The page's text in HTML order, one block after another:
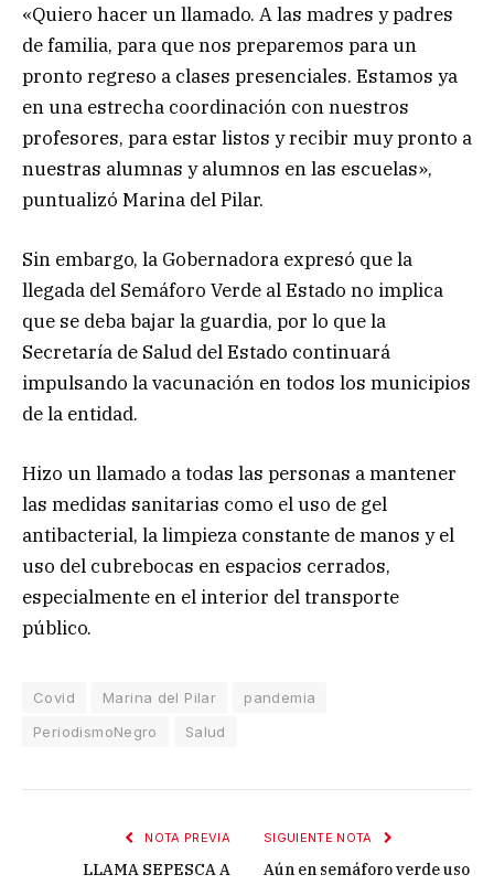
«Quiero hacer un llamado. A las madres y padres
de familia, para que nos preparemos para un
pronto regreso a clases presenciales. Estamos ya
en una estrecha coordinación con nuestros
profesores, para estar listos y recibir muy pronto a
nuestras alumnas y alumnos en las escuelas»,
puntualizó Marina del Pilar.
Sin embargo, la Gobernadora expresó que la
llegada del Semáforo Verde al Estado no implica
que se deba bajar la guardia, por lo que la
Secretaría de Salud del Estado continuará
impulsando la vacunación en todos los municipios
de la entidad.
Hizo un llamado a todas las personas a mantener
las medidas sanitarias como el uso de gel
antibacterial, la limpieza constante de manos y el
uso del cubrebocas en espacios cerrados,
especialmente en el interior del transporte
público.
Covid Marina del Pilar
pandemia
PeriodismoNegro
Salud
NOTA PREVIA
LLAMA SEPESCA A
SIGUIENTE NOTA
Aún en semáforo verde uso